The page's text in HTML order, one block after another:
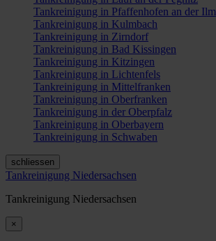
Tankreinigung in Pfaffenhofen an der Ilm
Tankreinigung in Kulmbach
Tankreinigung in Zirndorf
Tankreinigung in Bad Kissingen
Tankreinigung in Kitzingen
Tankreinigung in Lichtenfels
Tankreinigung in Mittelfranken
Tankreinigung in Oberfranken
Tankreinigung in der Oberpfalz
Tankreinigung in Oberbayern
Tankreinigung in Schwaben
schliessen
Tankreinigung Niedersachsen
Tankreinigung Niedersachsen
×